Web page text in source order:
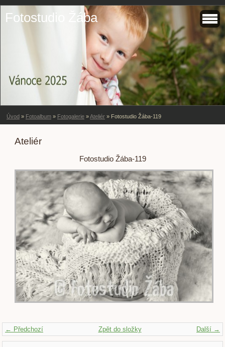
Fotostudio Žába
Úvod » Fotoalbum » Fotogalerie »Ateliér » Fotostudio Žába-119
Ateliér
Fotostudio Žába-119
← Předchozí Další →
Zpět do složky